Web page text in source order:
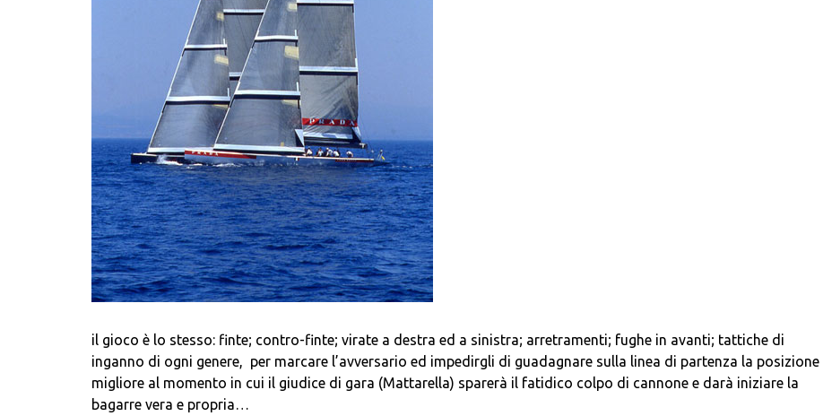
il gioco è lo stesso: finte; contro-finte; virate a destra ed a sinistra; arretramenti; fughe in avanti; tattiche di
inganno di ogni genere, per marcare l’avversario ed impedirgli di guadagnare sulla linea di partenza la posizione
migliore al momento in cui il giudice di gara (Mattarella) sparerà il fatidico colpo di cannone e darà iniziare la
bagarre vera e propria…